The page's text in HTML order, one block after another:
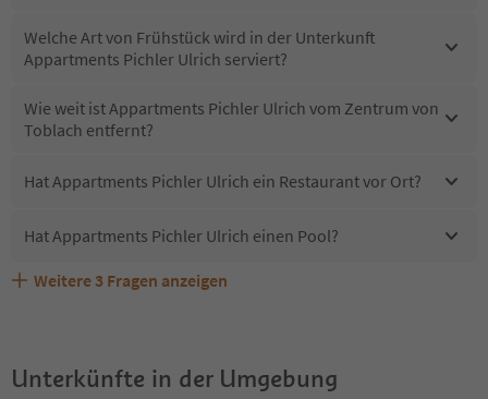
Welche Art von Frühstück wird in der Unterkunft
Appartments Pichler Ulrich serviert?
Wie weit ist Appartments Pichler Ulrich vom Zentrum von
Toblach entfernt?
Hat Appartments Pichler Ulrich ein Restaurant vor Ort?
Hat Appartments Pichler Ulrich einen Pool?
Sind Haustiere in der Unterkunft Appartments Pichler
Welche Services bietet Appartments Pichler Ulrich?
Erhalten die Gäste von Appartments Pichler Ulrich einen
Weitere 3 Fragen anzeigen
Unterkünfte in der Umgebung